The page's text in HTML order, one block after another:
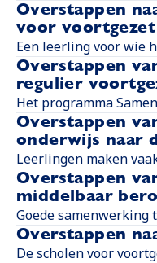
Overstappen
voor
Overstappen
regulier
Overstappen
onderwijs naar
Overstappen
middelbaar
Overstappen